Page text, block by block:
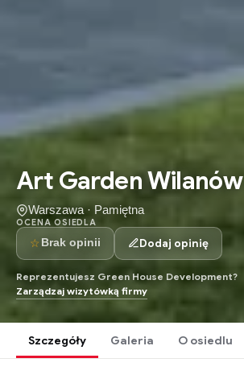
Art Garden Wilanów
Warszawa · Pamiętna
OCENA OSIEDLA
☆ Brak opinii Dodaj opinię
Reprezentujesz Green House Development?
Zarządzaj wizytówką firmy
Szczegóły Galeria O osiedlu